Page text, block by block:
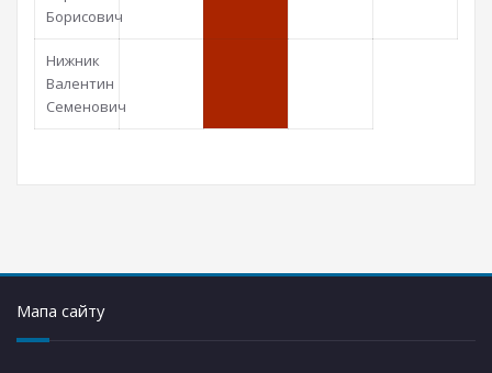
Борисович
Нижник
Валентин
Семенович
Мапа сайту